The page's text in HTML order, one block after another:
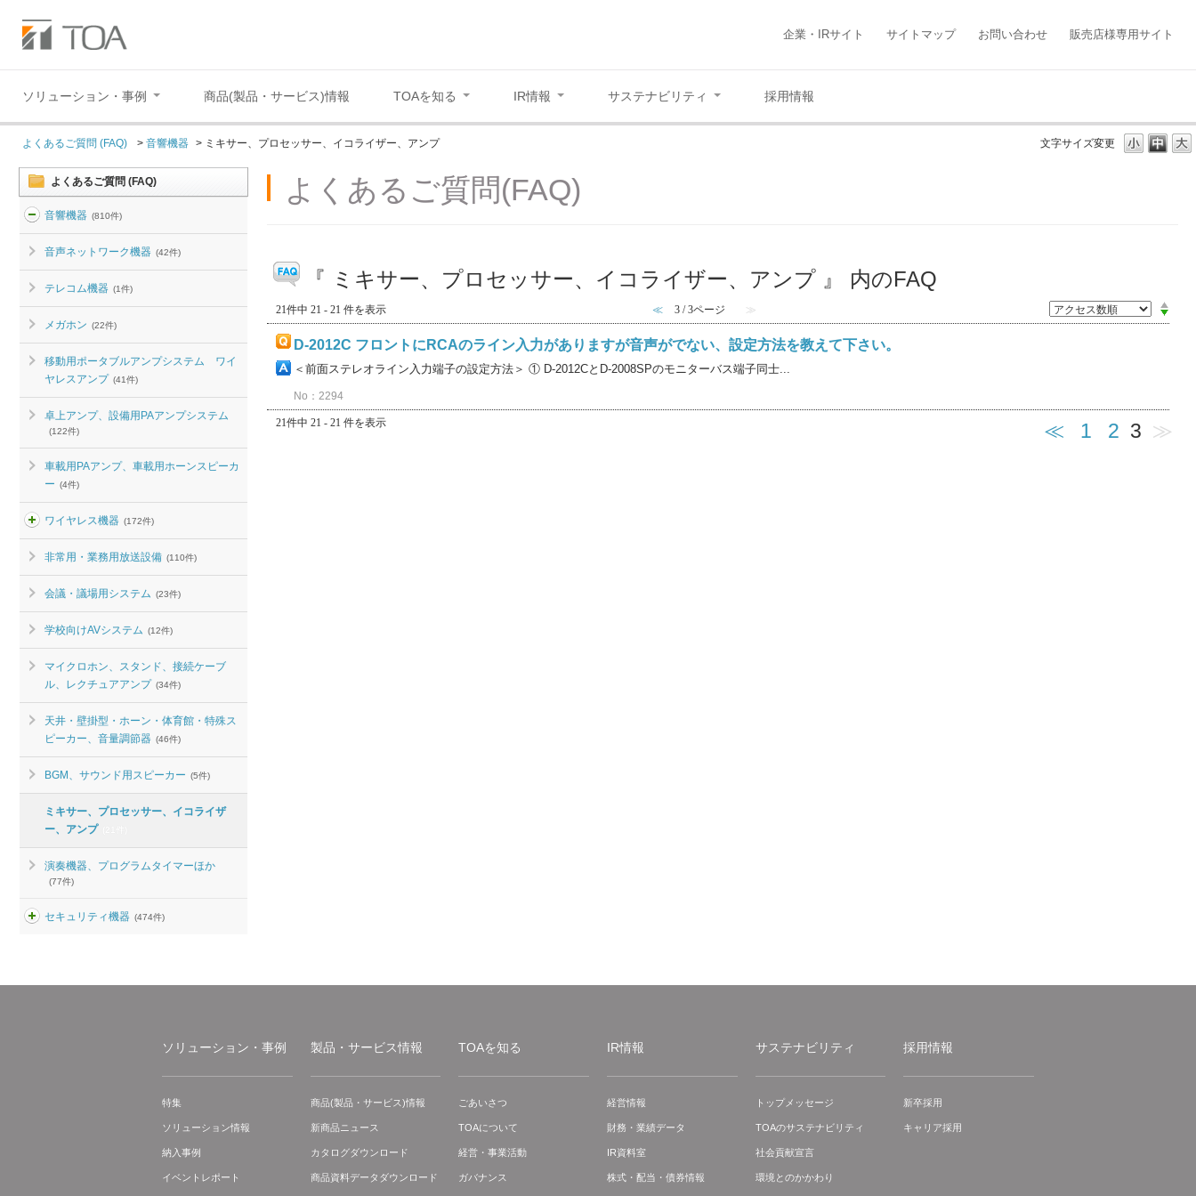
企業・IRサイト サイトマップ お問い合わせ 販売店様専用サイト
ソリューション・事例 商品(製品・サービス)情報 TOAを知る IR情報 サステナビリティ 採用情報
文字サイズ変更
よくあるご質問 (FAQ) > 音響機器 > ミキサー、プロセッサー、イコライザー、アンプ
よくあるご質問 (FAQ)
音響機器 (810件)
音声ネットワーク機器 (42件)
テレコム機器 (1件)
メガホン (22件)
移動用ポータブルアンプシステム ワイ
ヤレスアンプ (41件)
卓上アンプ、設備用PAアンプシステム
(122件)
車載用PAアンプ、車載用ホーンスピーカ
ー (4件)
ワイヤレス機器 (172件)
非常用・業務用放送設備 (110件)
会議・議場用システム (23件)
学校向けAVシステム (12件)
マイクロホン、スタンド、接続ケーブ
ル、レクチュアアンプ (34件)
天井・壁掛型・ホーン・体育館・特殊ス
ピーカー、音量調節器 (46件)
BGM、サウンド用スピーカー (5件)
ミキサー、プロセッサー、イコライザ
ー、アンプ
演奏機器、プログラムタイマーほか
(77件)
セキュリティ機器 (474件)
よくあるご質問(FAQ)
『 ミキサー、プロセッサー、イコライザー、アンプ 』 内のFAQ
21件中 21 - 21 件を表示 ≪ 3 / 3ページ ≫
D-2012C フロントにRCAのライン入力がありますが音声がでない、設定方法を教えて下さい。
＜前面ステレオライン入力端子の設定方法＞ ① D-2012CとD-2008SPのモニターバス端子同士...
No：2294
21件中 21 - 21 件を表示 ≪ 1 2 3 ≫
ソリューション・事例
特集
ソリューション情報
納入事例
イベントレポート
製品・サービス情報
商品(製品・サービス)情報
新商品ニュース
カタログダウンロード
商品資料データダウンロード
TOAを知る
ごあいさつ
TOAについて
経営・事業活動
ガバナンス
IR情報
経営情報
財務・業績データ
IR資料室
株式・配当・債券情報
サステナビリティ
トップメッセージ
TOAのサステナビリティ
社会貢献宣言
環境とのかかわり
採用情報
新卒採用
キャリア採用